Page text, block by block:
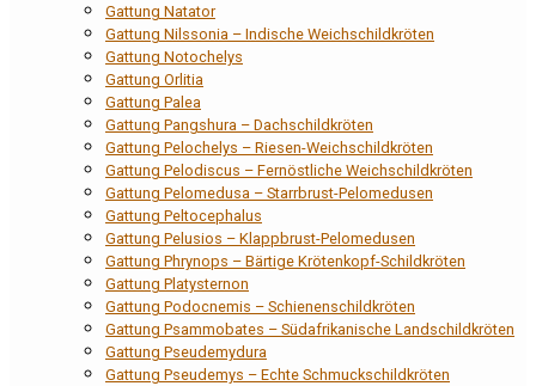
Gattung Natator
Gattung Nilssonia – Indische Weichschildkröten
Gattung Notochelys
Gattung Orlitia
Gattung Palea
Gattung Pangshura – Dachschildkröten
Gattung Pelochelys – Riesen-Weichschildkröten
Gattung Pelodiscus – Fernöstliche Weichschildkröten
Gattung Pelomedusa – Starrbrust-Pelomedusen
Gattung Peltocephalus
Gattung Pelusios – Klappbrust-Pelomedusen
Gattung Phrynops – Bärtige Krötenkopf-Schildkröten
Gattung Platysternon
Gattung Podocnemis – Schienenschildkröten
Gattung Psammobates – Südafrikanische Landschildkröten
Gattung Pseudemydura
Gattung Pseudemys – Echte Schmuckschildkröten